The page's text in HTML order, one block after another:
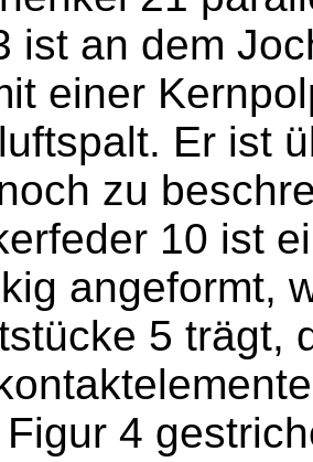
ist an dem
einer
Er ist
zu
10 ist
angeformt,
5 trägt,
4